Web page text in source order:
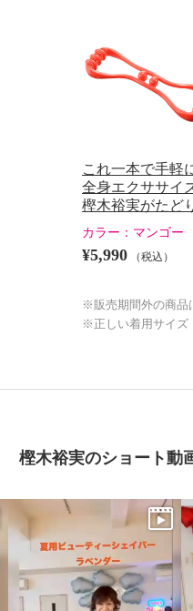
これ一本で手軽
全身エクササイ
樫木裕実がたど
カラー： マンゴー
¥5,990 （税込）
※販売期間外の商品
※正しい着用サイズ
樫木裕実のショート動